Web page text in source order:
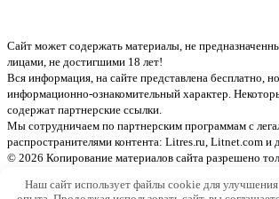
Сайт может содержать материалы, не
лицами, не достигшими 18 лет!
Вся информация, на сайте представлена бесплатно,
информационно-ознакомительный характер.
содержат партнерские ссылки.
Мы сотрудничаем по партнерским программам с
распространителями контента: Litres.ru, Litnet.com и
© 2026 Копирование материалов сайта разрешено
Наш сайт использует файлы cookie для улучшения